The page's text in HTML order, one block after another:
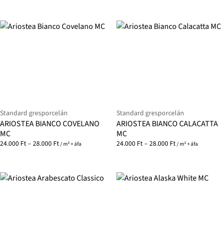
Standard gresporcelán
ARIOSTEA BIANCO COVELANO
MC
24.000 Ft– 28.000 Ft/ m² + áfa
Standard gresporcelán
ARIOSTEA BIANCO CALACATTA
MC
24.000 Ft– 28.000 Ft/ m² + áfa